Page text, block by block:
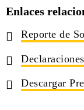
Enlaces
Reporte de
Descargar